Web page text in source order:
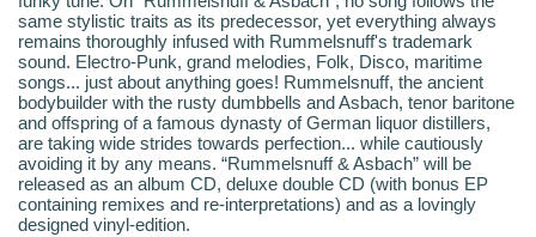
same stylistic traits as its predecessor, yet everything always
remains thoroughly infused with Rummelsnuff's trademark
sound. Electro-Punk, grand melodies, Folk, Disco, maritime
songs... just about anything goes! Rummelsnuff, the ancient
bodybuilder with the rusty dumbbells and Asbach, tenor baritone
and offspring of a famous dynasty of German liquor distillers,
are taking wide strides towards perfection... while cautiously
avoiding it by any means. “Rummelsnuff & Asbach” will be
released as an album CD, deluxe double CD (with bonus EP
containing remixes and re-interpretations) and as a lovingly
designed vinyl-edition.